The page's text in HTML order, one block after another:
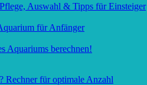
Auswahl & Tipps für Einsteiger
für Anfänger
Aquariums berechnen!
Rechner für optimale Anzahl